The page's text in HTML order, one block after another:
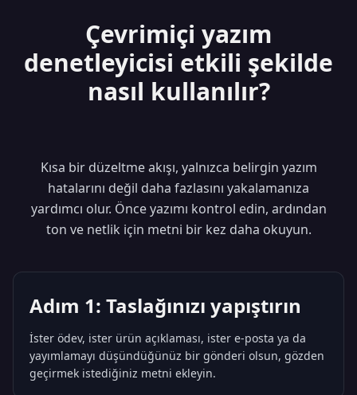
Çevrimiçi yazım
denetleyicisi etkili şekilde
nasıl kullanılır?
Kısa bir düzeltme akışı, yalnızca belirgin yazım
hatalarını değil daha fazlasını yakalamanıza
yardımcı olur. Önce yazımı kontrol edin, ardından
ton ve netlik için metni bir kez daha okuyun.
Adım 1: Taslağınızı yapıştırın
İster ödev, ister ürün açıklaması, ister e-posta ya da
yayımlamayı düşündüğünüz bir gönderi olsun, gözden
geçirmek istediğiniz metni ekleyin.